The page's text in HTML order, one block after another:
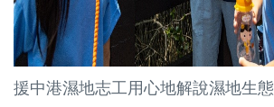
援中港濕地志工用心地解說濕地生態